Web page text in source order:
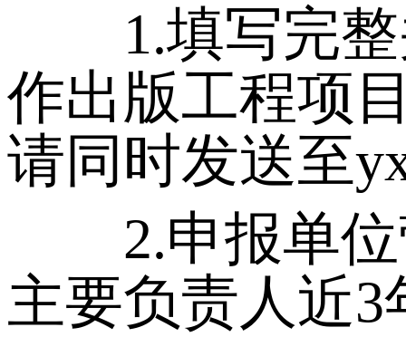
1.填写完整
作出版工程项
请同时发送至
2.申报单位
主要负责人近